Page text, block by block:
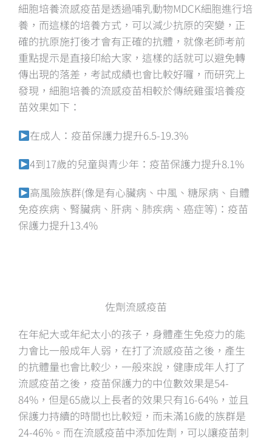
細胞培養流感疫苗是透過哺乳動物MDCK細胞進行培
養，而這樣的培養方式，可以減少抗原的突變，正
確的抗原施打後才會有正確的抗體，就像老師考前
重點提示是直接印給大家，這樣的話就可以避免轉
傳出現的落差，考試成績也會比較好囉，而研究上
發現，細胞培養的流感疫苗相較於傳統雞蛋培養疫
苗效果如下：
在成人：疫苗保護力提升6.5-19.3%
4到17歲的兒童與青少年：疫苗保護力提升8.1%
高風險族群(像是有心臟病、中風、糖尿病、自體
免疫疾病、腎臟病、肝病、肺疾病、癌症等)：疫苗
保護力提升13.4%
佐劑流感疫苗
在年紀大或年紀太小的孩子，身體產生免疫力的能
力會比一般成年人弱，在打了流感疫苗之後，產生
的抗體量也會比較少，一般來說，健康成年人打了
流感疫苗之後，疫苗保護力的中位數效果是54-
84%，但是65歲以上長者的效果只有16-64%，並且
保護力持續的時間也比較短，而未滿16歲的族群是
24-46%。而在流感疫苗中添加佐劑，可以讓疫苗刺